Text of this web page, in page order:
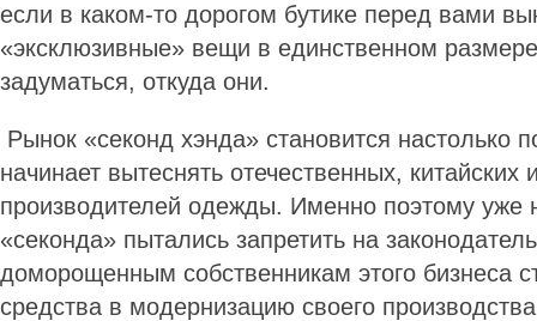
если в каком-то дорогом бутике перед вами
«эксклюзивные» вещи в единственном
задуматься, откуда они.
Рынок «секонд хэнда» становится настолько
начинает вытеснять отечественных, китайских
производителей одежды. Именно поэтому уже
«секонда» пытались запретить на
доморощенным собственникам этого бизнеса
средства в модернизацию своего